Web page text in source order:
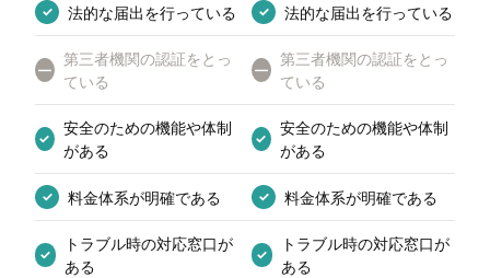
✓ 法的な届出を行っている ✓ 法的な届出を行っている
—
第三者機関の認証をとっ
ている
—
第三者機関の認証をとっ
ている
✓
安全のための機能や体制
がある
✓
安全のための機能や体制
がある
✓ 料金体系が明確である ✓ 料金体系が明確である
✓
トラブル時の対応窓口が
ある
✓
トラブル時の対応窓口が
ある